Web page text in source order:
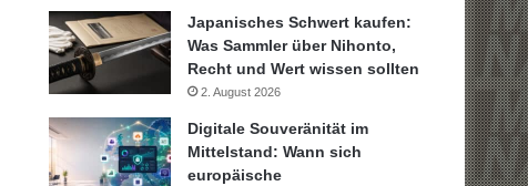
Japanisches Schwert kaufen:
Was Sammler über Nihonto,
Recht und Wert wissen sollten
2. August 2026
Digitale Souveränität im
Mittelstand: Wann sich
europäische